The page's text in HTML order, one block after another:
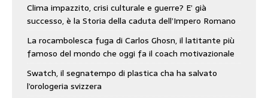
Clima impazzito, crisi culturale e guerre? E’ già
successo, è la Storia della caduta dell’Impero Romano
La rocambolesca fuga di Carlos Ghosn, il latitante più
famoso del mondo che oggi fa il coach motivazionale
Swatch, il segnatempo di plastica cha ha salvato
l’orologeria svizzera